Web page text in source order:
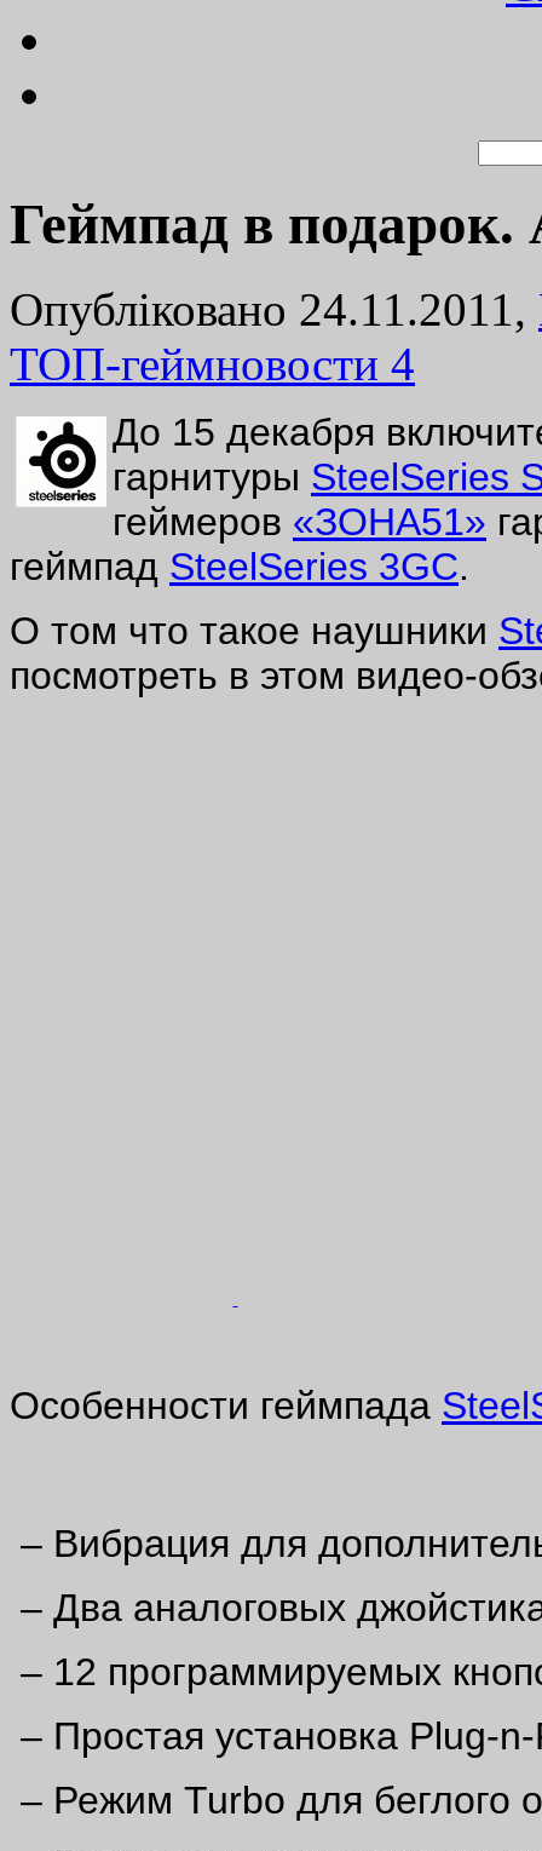
Геймпад в
Опубліковано 24.11.2011,
ТОП-геймновости 4
До 15 декабря
гарнитуры SteelSeries
геймеров «ЗОНА51»
геймпад SteelSeries 3GC.
О том что такое наушники
посмотреть в этом видео-
Особенности геймпада
– Вибрация для
– Два аналоговых
– 12 программируемых
– Простая установка Plug-
– Режим Turbo для беглого